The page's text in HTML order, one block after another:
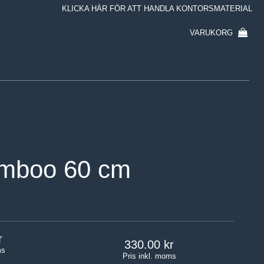
KLICKA HÄR FÖR ATT HANDLA KONTORSMATERIAL
VARUKORG
60 cm
Pris inkl. moms
330.00